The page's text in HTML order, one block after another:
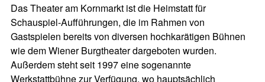
Das Theater am Kornmarkt ist die Heimstatt für
Schauspiel-Aufführungen, die im Rahmen von
Gastspielen bereits von diversen hochkarätigen Bühnen
wie dem Wiener Burgtheater dargeboten wurden.
Außerdem steht seit 1997 eine sogenannte
Werkstattbühne zur Verfügung, wo hauptsächlich